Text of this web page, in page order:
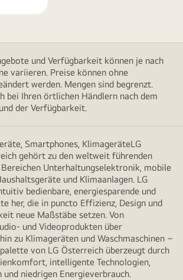
und Verfügbarkeit können je nach
variieren. Preise können ohne
werden. Mengen sind begrenzt.
bei Ihren örtlichen Händlern nach dem
der Verfügbarkeit.
Smartphones, KlimageräteLG
gehört zu den weltweit führenden
Unterhaltungselektronik, mobile
und Klimaanlagen. LG
bedienbare, energiesparende und
her, die in puncto Effizienz, Design und
neue Maßstäbe setzen. Von
und Videoprodukten über
zu Klimageräten und Waschmaschinen –
von LG Österreich überzeugt durch
intelligente Technologien,
und niedrigen Energieverbrauch.